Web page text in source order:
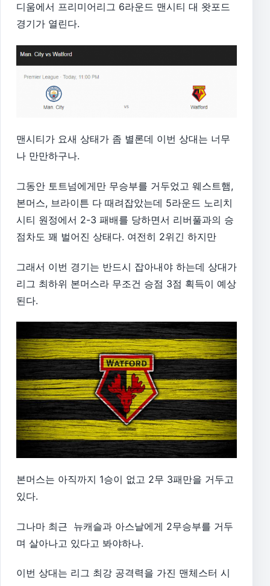
디움에서 프리미어리그 6라운드 맨시티 대 왓포드
경기가 열린다.
맨시티가 요새 상태가 좀 별론데 이번 상대는 너무
나 만만하구나.
그동안 토트넘에게만 무승부를 거두었고 웨스트햄,
본머스, 브라이튼 다 때려잡았는데 5라운드 노리치
시티 원정에서 2-3 패배를 당하면서 리버풀과의 승
점차도 꽤 벌어진 상태다. 여전히 2위긴 하지만
그래서 이번 경기는 반드시 잡아내야 하는데 상대가
리그 최하위 본머스라 무조건 승점 3점 획득이 예상
된다.
본머스는 아직까지 1승이 없고 2무 3패만을 거두고
있다.
그나마 최근 뉴캐슬과 아스날에게 2무승부를 거두
며 살아나고 있다고 봐야하나.
이번 상대는 리그 최강 공격력을 가진 맨체스터 시